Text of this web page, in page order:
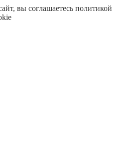
вы соглашаетесь политикой